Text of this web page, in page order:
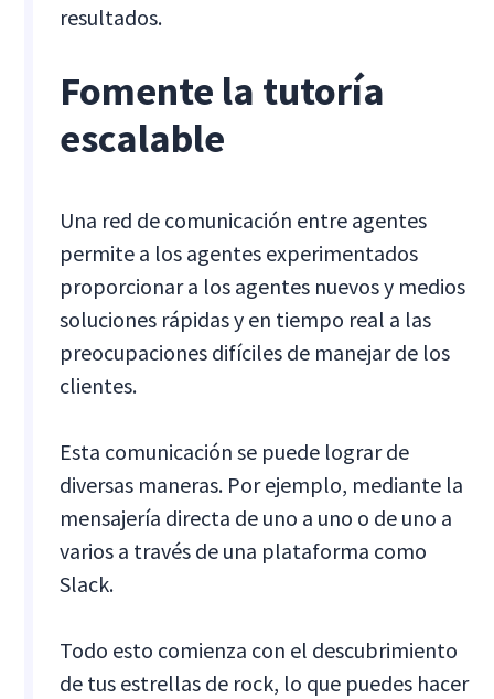
resultados.
Fomente la tutoría
escalable
Una red de comunicación entre agentes
permite a los agentes experimentados
proporcionar a los agentes nuevos y medios
soluciones rápidas y en tiempo real a las
preocupaciones difíciles de manejar de los
clientes.
Esta comunicación se puede lograr de
diversas maneras. Por ejemplo, mediante la
mensajería directa de uno a uno o de uno a
varios a través de una plataforma como
Slack.
Todo esto comienza con el descubrimiento
de tus estrellas de rock, lo que puedes hacer